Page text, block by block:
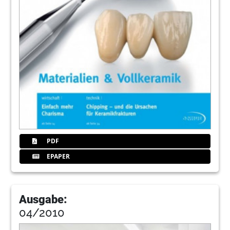
PDF
EPAPER
Ausgabe:
04/2010